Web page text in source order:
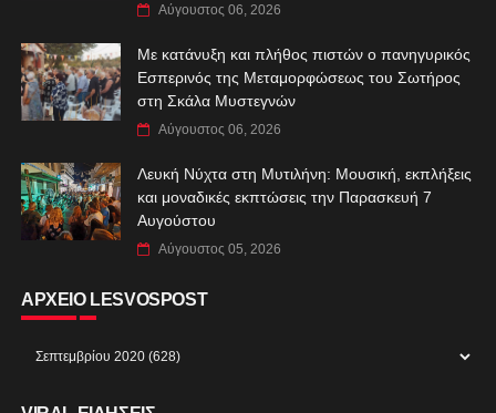
Αύγουστος 06, 2026
Με κατάνυξη και πλήθος πιστών ο πανηγυρικός
Εσπερινός της Μεταμορφώσεως του Σωτήρος
στη Σκάλα Μυστεγνών
Αύγουστος 06, 2026
Λευκή Νύχτα στη Μυτιλήνη: Μουσική, εκπλήξεις
και μοναδικές εκπτώσεις την Παρασκευή 7
Αυγούστου
Αύγουστος 05, 2026
ΑΡΧΕΙΟ LESVOSPOST